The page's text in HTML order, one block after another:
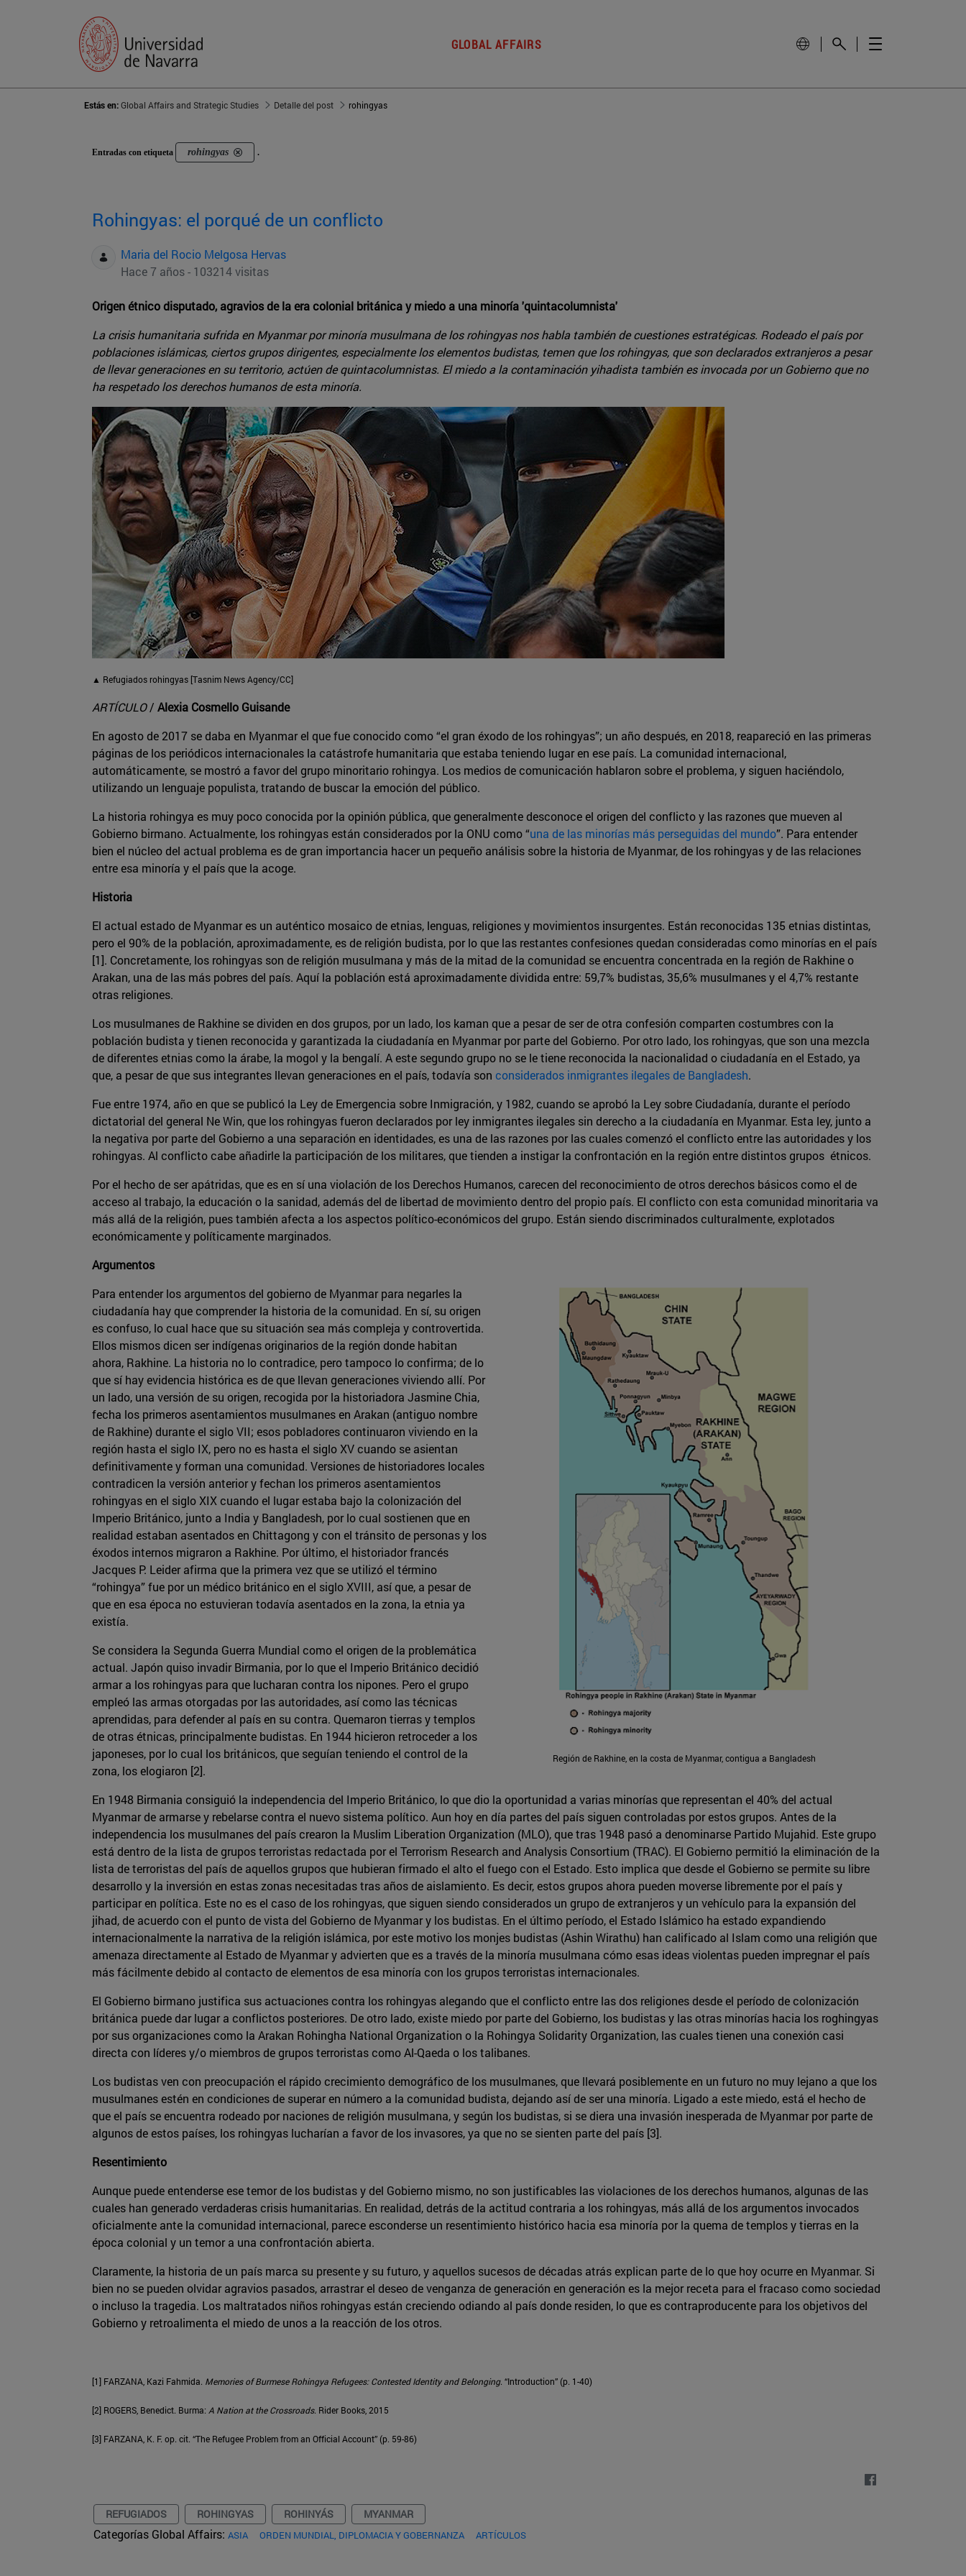
GLOBAL AFFAIRS
Estás en:Global Affairs and Strategic Studies Detalle del post rohingyas
Entradas con etiqueta rohingyas .
Rohingyas: el porqué de un conflicto
Maria del Rocio Melgosa Hervas
Hace 7 años - 103214 visitas
Origen étnico disputado, agravios de la era colonial británica y miedo a una minoría 'quintacolumnista'
La crisis humanitaria sufrida en Myanmar por minoría musulmana de los rohingyas nos habla también de cuestiones estratégicas. Rodeado el país por
poblaciones islámicas, ciertos grupos dirigentes, especialmente los elementos budistas, temen que los rohingyas, que son declarados extranjeros a pesar
de llevar generaciones en su territorio, actúen de quintacolumnistas. El miedo a la contaminación yihadista también es invocada por un Gobierno que no
ha respetado los derechos humanos de esta minoría.
▲ Refugiados rohingyas [Tasnim News Agency/CC]
ARTÍCULO/ Alexia Cosmello Guisande
En agosto de 2017 se daba en Myanmar el que fue conocido como “el gran éxodo de los rohingyas”; un año después, en 2018, reapareció en las primeras
páginas de los periódicos internacionales la catástrofe humanitaria que estaba teniendo lugar en ese país. La comunidad internacional,
automáticamente, se mostró a favor del grupo minoritario rohingya. Los medios de comunicación hablaron sobre el problema, y siguen haciéndolo,
utilizando un lenguaje populista, tratando de buscar la emoción del público.
La historia rohingya es muy poco conocida por la opinión pública, que generalmente desconoce el origen del conflicto y las razones que mueven al
Gobierno birmano. Actualmente, los rohingyas están considerados por la ONU como “una de las minorías más perseguidas del mundo”. Para entender
bien el núcleo del actual problema es de gran importancia hacer un pequeño análisis sobre la historia de Myanmar, de los rohingyas y de las relaciones
entre esa minoría y el país que la acoge.
Historia
El actual estado de Myanmar es un auténtico mosaico de etnias, lenguas, religiones y movimientos insurgentes. Están reconocidas 135 etnias distintas,
pero el 90% de la población, aproximadamente, es de religión budista, por lo que las restantes confesiones quedan consideradas como minorías en el país
[1]. Concretamente, los rohingyas son de religión musulmana y más de la mitad de la comunidad se encuentra concentrada en la región de Rakhine o
Arakan, una de las más pobres del país. Aquí la población está aproximadamente dividida entre: 59,7% budistas, 35,6% musulmanes y el 4,7% restante
otras religiones.
Los musulmanes de Rakhine se dividen en dos grupos, por un lado, los kaman que a pesar de ser de otra confesión comparten costumbres con la
población budista y tienen reconocida y garantizada la ciudadanía en Myanmar por parte del Gobierno. Por otro lado, los rohingyas, que son una mezcla
de diferentes etnias como la árabe, la mogol y la bengalí. A este segundo grupo no se le tiene reconocida la nacionalidad o ciudadanía en el Estado, ya
que, a pesar de que sus integrantes llevan generaciones en el país, todavía son considerados inmigrantes ilegales de Bangladesh.
Fue entre 1974, año en que se publicó la Ley de Emergencia sobre Inmigración, y 1982, cuando se aprobó la Ley sobre Ciudadanía, durante el período
dictatorial del general Ne Win, que los rohingyas fueron declarados por ley inmigrantes ilegales sin derecho a la ciudadanía en Myanmar. Esta ley, junto a
la negativa por parte del Gobierno a una separación en identidades, es una de las razones por las cuales comenzó el conflicto entre las autoridades y los
rohingyas. Al conflicto cabe añadirle la participación de los militares, que tienden a instigar la confrontación en la región entre distintos grupos étnicos.
Por el hecho de ser apátridas, que es en sí una violación de los Derechos Humanos, carecen del reconocimiento de otros derechos básicos como el de
acceso al trabajo, la educación o la sanidad, además del de libertad de movimiento dentro del propio país. El conflicto con esta comunidad minoritaria va
más allá de la religión, pues también afecta a los aspectos político-económicos del grupo. Están siendo discriminados culturalmente, explotados
económicamente y políticamente marginados.
Argumentos
Región de Rakhine, en la costa de Myanmar, contigua a Bangladesh
Para entender los argumentos del gobierno de Myanmar para negarles la
ciudadanía hay que comprender la historia de la comunidad. En sí, su origen
es confuso, lo cual hace que su situación sea más compleja y controvertida.
Ellos mismos dicen ser indígenas originarios de la región donde habitan
ahora, Rakhine. La historia no lo contradice, pero tampoco lo confirma; de lo
que sí hay evidencia histórica es de que llevan generaciones viviendo allí. Por
un lado, una versión de su origen, recogida por la historiadora Jasmine Chia,
fecha los primeros asentamientos musulmanes en Arakan (antiguo nombre
de Rakhine) durante el siglo VII; esos pobladores continuaron viviendo en la
región hasta el siglo IX, pero no es hasta el siglo XV cuando se asientan
definitivamente y forman una comunidad. Versiones de historiadores locales
contradicen la versión anterior y fechan los primeros asentamientos
rohingyas en el siglo XIX cuando el lugar estaba bajo la colonización del
Imperio Británico, junto a India y Bangladesh, por lo cual sostienen que en
realidad estaban asentados en Chittagong y con el tránsito de personas y los
éxodos internos migraron a Rakhine. Por último, el historiador francés
Jacques P. Leider afirma que la primera vez que se utilizó el término
“rohingya” fue por un médico británico en el siglo XVIII, así que, a pesar de
que en esa época no estuvieran todavía asentados en la zona, la etnia ya
existía.
Se considera la Segunda Guerra Mundial como el origen de la problemática
actual. Japón quiso invadir Birmania, por lo que el Imperio Británico decidió
armar a los rohingyas para que lucharan contra los nipones. Pero el grupo
empleó las armas otorgadas por las autoridades, así como las técnicas
aprendidas, para defender al país en su contra. Quemaron tierras y templos
de otras étnicas, principalmente budistas. En 1944 hicieron retroceder a los
japoneses, por lo cual los británicos, que seguían teniendo el control de la
zona, los elogiaron [2].
En 1948 Birmania consiguió la independencia del Imperio Británico, lo que dio la oportunidad a varias minorías que representan el 40% del actual
Myanmar de armarse y rebelarse contra el nuevo sistema político. Aun hoy en día partes del país siguen controladas por estos grupos. Antes de la
independencia los musulmanes del país crearon la Muslim Liberation Organization (MLO), que tras 1948 pasó a denominarse Partido Mujahid. Este grupo
está dentro de la lista de grupos terroristas redactada por el Terrorism Research and Analysis Consortium (TRAC). El Gobierno permitió la eliminación de la
lista de terroristas del país de aquellos grupos que hubieran firmado el alto el fuego con el Estado. Esto implica que desde el Gobierno se permite su libre
desarrollo y la inversión en estas zonas necesitadas tras años de aislamiento. Es decir, estos grupos ahora pueden moverse libremente por el país y
participar en política. Este no es el caso de los rohingyas, que siguen siendo considerados un grupo de extranjeros y un vehículo para la expansión del
jihad, de acuerdo con el punto de vista del Gobierno de Myanmar y los budistas. En el último período, el Estado Islámico ha estado expandiendo
internacionalmente la narrativa de la religión islámica, por este motivo los monjes budistas (Ashin Wirathu) han calificado al Islam como una religión que
amenaza directamente al Estado de Myanmar y advierten que es a través de la minoría musulmana cómo esas ideas violentas pueden impregnar el país
más fácilmente debido al contacto de elementos de esa minoría con los grupos terroristas internacionales.
El Gobierno birmano justifica sus actuaciones contra los rohingyas alegando que el conflicto entre las dos religiones desde el período de colonización
británica puede dar lugar a conflictos posteriores. De otro lado, existe miedo por parte del Gobierno, los budistas y las otras minorías hacia los roghingyas
por sus organizaciones como la Arakan Rohingha National Organization o la Rohingya Solidarity Organization, las cuales tienen una conexión casi
directa con líderes y/o miembros de grupos terroristas como Al-Qaeda o los talibanes.
Los budistas ven con preocupación el rápido crecimiento demográfico de los musulmanes, que llevará posiblemente en un futuro no muy lejano a que los
musulmanes estén en condiciones de superar en número a la comunidad budista, dejando así de ser una minoría. Ligado a este miedo, está el hecho de
que el país se encuentra rodeado por naciones de religión musulmana, y según los budistas, si se diera una invasión inesperada de Myanmar por parte de
algunos de estos países, los rohingyas lucharían a favor de los invasores, ya que no se sienten parte del país [3].
Resentimiento
Aunque puede entenderse ese temor de los budistas y del Gobierno mismo, no son justificables las violaciones de los derechos humanos, algunas de las
cuales han generado verdaderas crisis humanitarias. En realidad, detrás de la actitud contraria a los rohingyas, más allá de los argumentos invocados
oficialmente ante la comunidad internacional, parece esconderse un resentimiento histórico hacia esa minoría por la quema de templos y tierras en la
época colonial y un temor a una confrontación abierta.
Claramente, la historia de un país marca su presente y su futuro, y aquellos sucesos de décadas atrás explican parte de lo que hoy ocurre en Myanmar. Si
bien no se pueden olvidar agravios pasados, arrastrar el deseo de venganza de generación en generación es la mejor receta para el fracaso como sociedad
o incluso la tragedia. Los maltratados niños rohingyas están creciendo odiando al país donde residen, lo que es contraproducente para los objetivos del
Gobierno y retroalimenta el miedo de unos a la reacción de los otros.
[1] FARZANA, Kazi Fahmida. Memories of Burmese Rohingya Refugees: Contested Identity and Belonging. “Introduction” (p. 1-40)
[2] ROGERS, Benedict. Burma: A Nation at the Crossroads. Rider Books, 2015
[3] FARZANA, K. F. op. cit. “The Refugee Problem from an Official Account” (p. 59-86)
REFUGIADOS ROHINGYAS ROHINYÁS MYANMAR
Categorías Global Affairs: ASIA ORDEN MUNDIAL, DIPLOMACIA Y GOBERNANZA ARTÍCULOS